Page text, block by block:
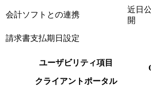
会計ソフトとの連携
近日
開
請求書支払期日設定
ユーザビリティ項目
クライアントポータル